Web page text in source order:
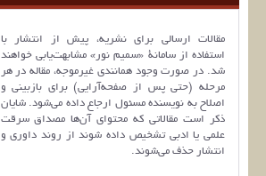
مقالات ارسالی برای نشریه، پیش از انتشار با
استفاده از سامانۀ «سمیم نور» مشابهت‌یابی خواهند
شد. در صورت وجود همانندی غیرموجه، مقاله در هر
مرحله (حتی پس از صفحه‌آرایی) برای بازبینی و
اصلاح به نویسنده مسئول ارجاع داده می‌شود. شایان
ذکر است مقالاتی که محتوای آن‌ها مصداق سرقت
علمی یا ادبی تشخیص داده شوند از روند داوری و
انتشار حذف می‌شوند.